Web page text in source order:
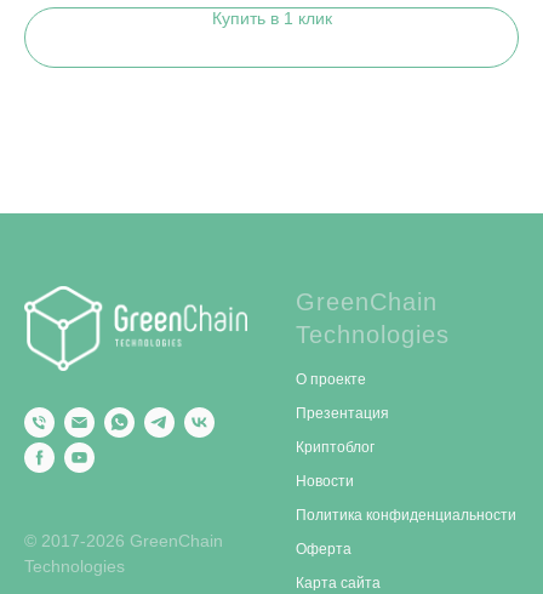
Купить в 1 клик
© 2017-2026 GreenChain
Technologies
GreenChain
Technologies
О проекте
Презентация
Криптоблог
Новости
Политика конфиденциальности
Оферта
Карта сайта